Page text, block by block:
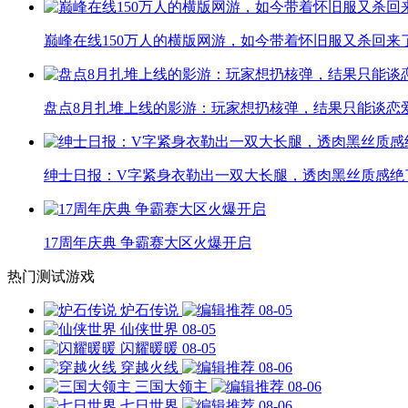
巅峰在线150万人的横版网游，如今带着怀旧服又杀回来
盘点8月扎堆上线的影游：玩家想扔核弹，结果只能谈恋
绅士日报：V字紧身衣勒出一双大长腿，透肉黑丝质感绝
17周年庆典 争霸赛大区火爆开启
热门测试游戏
炉石传说
08-05
仙侠世界 08-05
闪耀暖暖 08-05
穿越火线
08-06
三国大领主
08-06